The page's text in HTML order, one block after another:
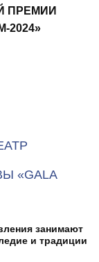
«GALA
занимают
и традиции